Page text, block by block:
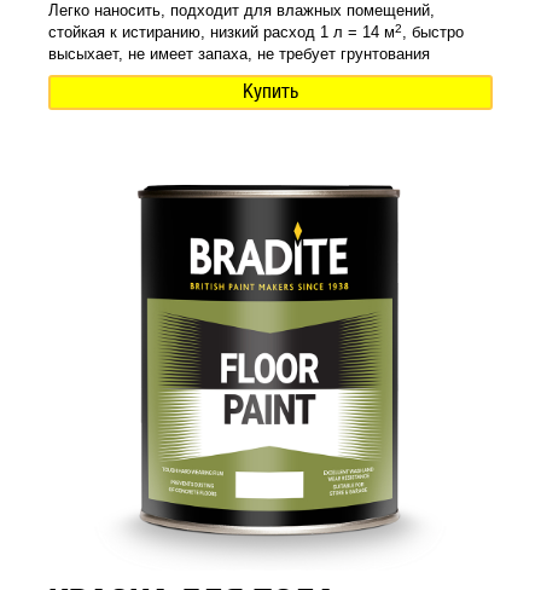
Легко наносить, подходит для влажных помещений,
стойкая к истиранию, низкий расход 1 л = 14 м2, быстро
высыхает, не имеет запаха, не требует грунтования
Купить